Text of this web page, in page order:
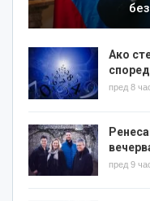
Ако
пред 8
пред 9